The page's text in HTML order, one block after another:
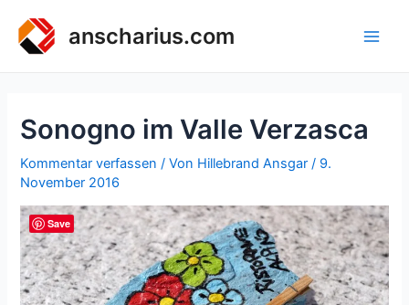
Inhalt
springen
anscharius.com
Sonogno im Valle Verzasca
Kommentar verfassen / Von Hillebrand Ansgar / 9.
November 2016
Save